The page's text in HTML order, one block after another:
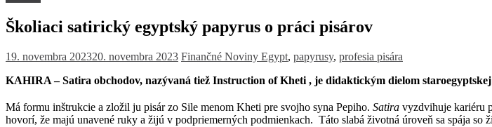
Školiaci satirický egyptský papyrus o práci pisárov
19. novembra 202320. novembra 2023 Finančné Noviny Egypt, papyrusy, profesia pisára
KAHIRA – Satira obchodov, nazývaná tiež Instruction of Kheti , je didaktickým dielom
Má formu inštrukcie a zložil ju pisár zo Sile menom Kheti pre svojho syna Pepiho. Satira vyzdvihuje kariéru
hovorí, že majú unavené ruky a žijú v podpriemerných podmienkach. Táto slabá životná úroveň sa spája